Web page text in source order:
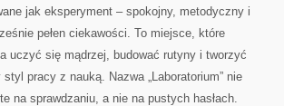
jak eksperyment – spokojny, metodyczny i
pełen ciekawości. To miejsce, które
uczyć się mądrzej, budować rutyny i tworzyć
styl pracy z nauką. Nazwa „Laboratorium” nie
na sprawdzaniu, a nie na pustych hasłach.